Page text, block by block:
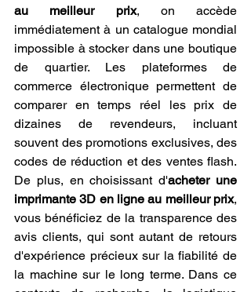
au meilleur prix, on accède
immédiatement à un catalogue mondial
impossible à stocker dans une boutique
de quartier. Les plateformes de
commerce électronique permettent de
comparer en temps réel les prix de
dizaines de revendeurs, incluant
souvent des promotions exclusives, des
codes de réduction et des ventes flash.
De plus, en choisissant d'acheter une
imprimante 3D en ligne au meilleur prix,
vous bénéficiez de la transparence des
avis clients, qui sont autant de retours
d'expérience précieux sur la fiabilité de
la machine sur le long terme. Dans ce